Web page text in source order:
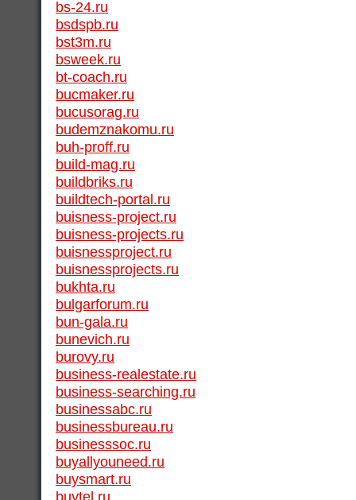
bs-24.ru
bsdspb.ru
bst3m.ru
bsweek.ru
bt-coach.ru
bucmaker.ru
bucusorag.ru
budemznakomu.ru
buh-proff.ru
build-mag.ru
buildbriks.ru
buildtech-portal.ru
buisness-project.ru
buisness-projects.ru
buisnessproject.ru
buisnessprojects.ru
bukhta.ru
bulgarforum.ru
bun-gala.ru
bunevich.ru
burovy.ru
business-realestate.ru
business-searching.ru
businessabc.ru
businessbureau.ru
businesssoc.ru
buyallyouneed.ru
buysmart.ru
buytel.ru